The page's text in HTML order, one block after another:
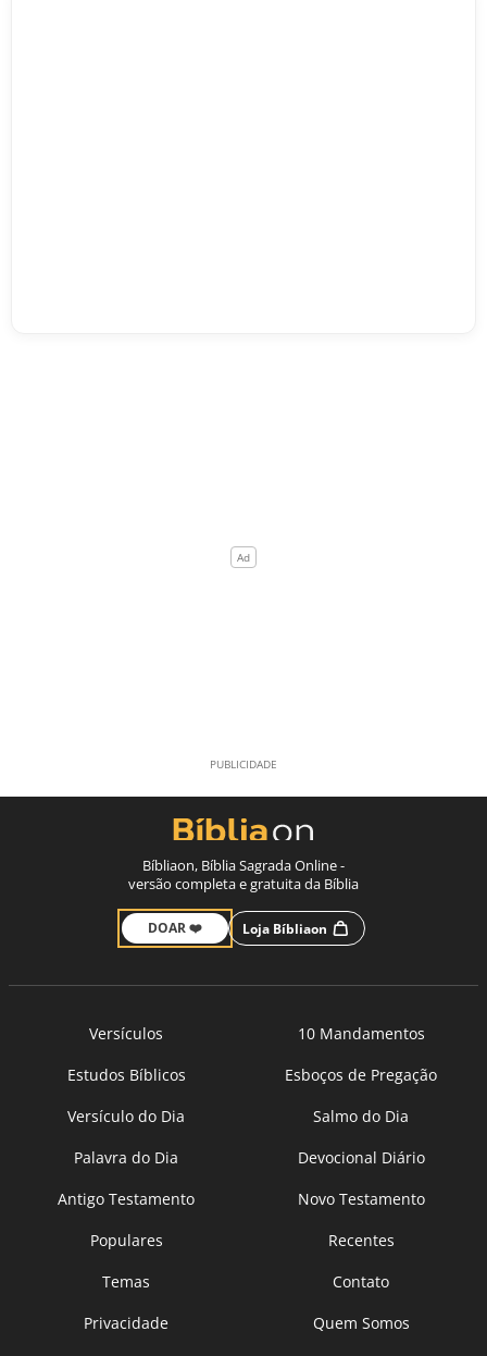
Bíbliaon, Bíblia Sagrada Online -
versão completa e gratuita da Bíblia
DOAR ❤️ Loja Bíbliaon
Versículos
10 Mandamentos
Estudos Bíblicos
Esboços de Pregação
Versículo do Dia
Salmo do Dia
Palavra do Dia
Devocional Diário
Antigo Testamento
Novo Testamento
Populares
Recentes
Temas
Contato
Privacidade
Quem Somos